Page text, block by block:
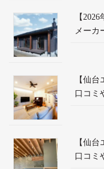
【
メーカ
【仙
口コミ
【仙
口コミ